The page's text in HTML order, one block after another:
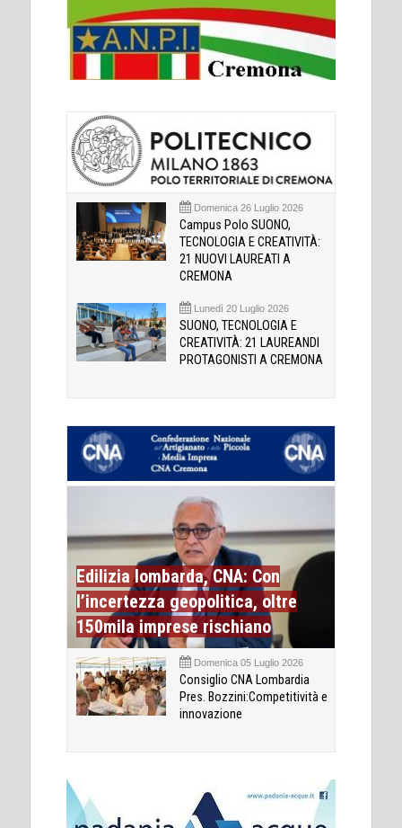
Domenica 26 Luglio 2026
Campus Polo SUONO,
TECNOLOGIA E CREATIVITÀ:
21 NUOVI LAUREATI A
CREMONA
Lunedì 20 Luglio 2026
SUONO, TECNOLOGIA E
CREATIVITÀ: 21 LAUREANDI
PROTAGONISTI A CREMONA
Edilizia lombarda, CNA: Con
l’incertezza geopolitica, oltre
150mila imprese rischiano
Domenica 05 Luglio 2026
Consiglio CNA Lombardia
Pres. Bozzini:Competitività e
innovazione